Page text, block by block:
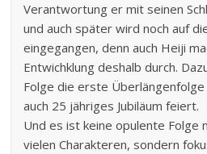
Verantwortung er mit seinen
und auch später wird noch auf
eingegangen, denn auch Heiji
Entwichklung deshalb durch.
Folge die erste
auch 25 jähriges Jubiläum feiert.
Und es ist keine opulente Folge
vielen Charakteren, sondern